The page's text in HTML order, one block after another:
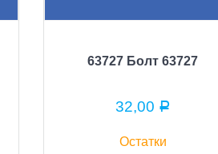
63727 Болт 63727
32,00 Р
Остатки